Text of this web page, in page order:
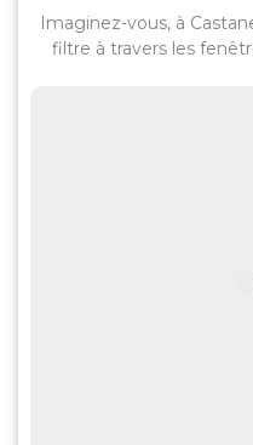
Imaginez-vous, à
filtre à travers les